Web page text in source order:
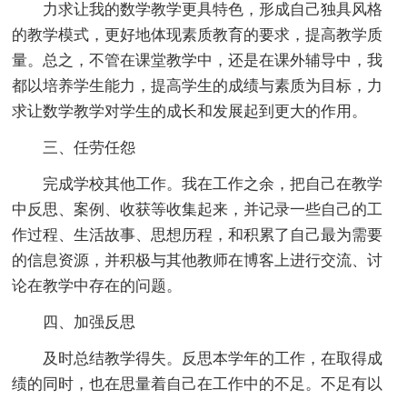
力求让我的数学教学更具特色，形成自己独具风格
的教学模式，更好地体现素质教育的要求，提高教学质
量。总之，不管在课堂教学中，还是在课外辅导中，我
都以培养学生能力，提高学生的成绩与素质为目标，力
求让数学教学对学生的成长和发展起到更大的作用。
三、任劳任怨
完成学校其他工作。我在工作之余，把自己在教学
中反思、案例、收获等收集起来，并记录一些自己的工
作过程、生活故事、思想历程，和积累了自己最为需要
的信息资源，并积极与其他教师在博客上进行交流、讨
论在教学中存在的问题。
四、加强反思
及时总结教学得失。反思本学年的工作，在取得成
绩的同时，也在思量着自己在工作中的不足。不足有以